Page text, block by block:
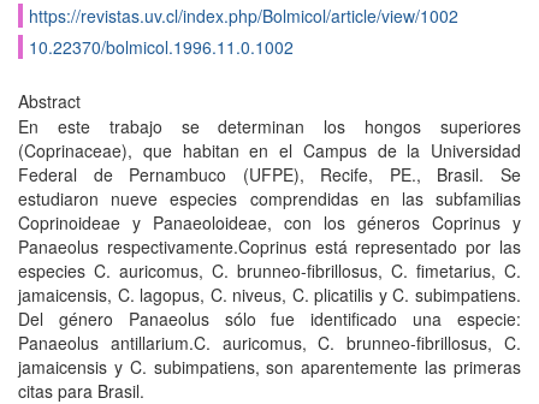
https://revistas.uv.cl/index.php/Bolmicol/article/view/1002
10.22370/bolmicol.1996.11.0.1002
Abstract
En este trabajo se determinan los hongos superiores
(Coprinaceae), que habitan en el Campus de la Universidad
Federal de Pernambuco (UFPE), Recife, PE., Brasil. Se
estudiaron nueve especies comprendidas en las subfamilias
Coprinoideae y Panaeoloideae, con los géneros Coprinus y
Panaeolus respectivamente.Coprinus está representado por las
especies C. auricomus, C. brunneo-fibrillosus, C. fimetarius, C.
jamaicensis, C. lagopus, C. niveus, C. plicatilis y C. subimpatiens.
Del género Panaeolus sólo fue identificado una especie:
Panaeolus antillarium.C. auricomus, C. brunneo-fibrillosus, C.
jamaicensis y C. subimpatiens, son aparentemente las primeras
citas para Brasil.